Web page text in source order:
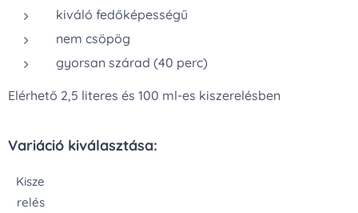
kiváló fedőképességű
nem csöpög
gyorsan szárad (40 perc)
Elérhető 2,5 literes és 100 ml-es kiszerelésben
Variáció kiválasztása:
Kisze
relés